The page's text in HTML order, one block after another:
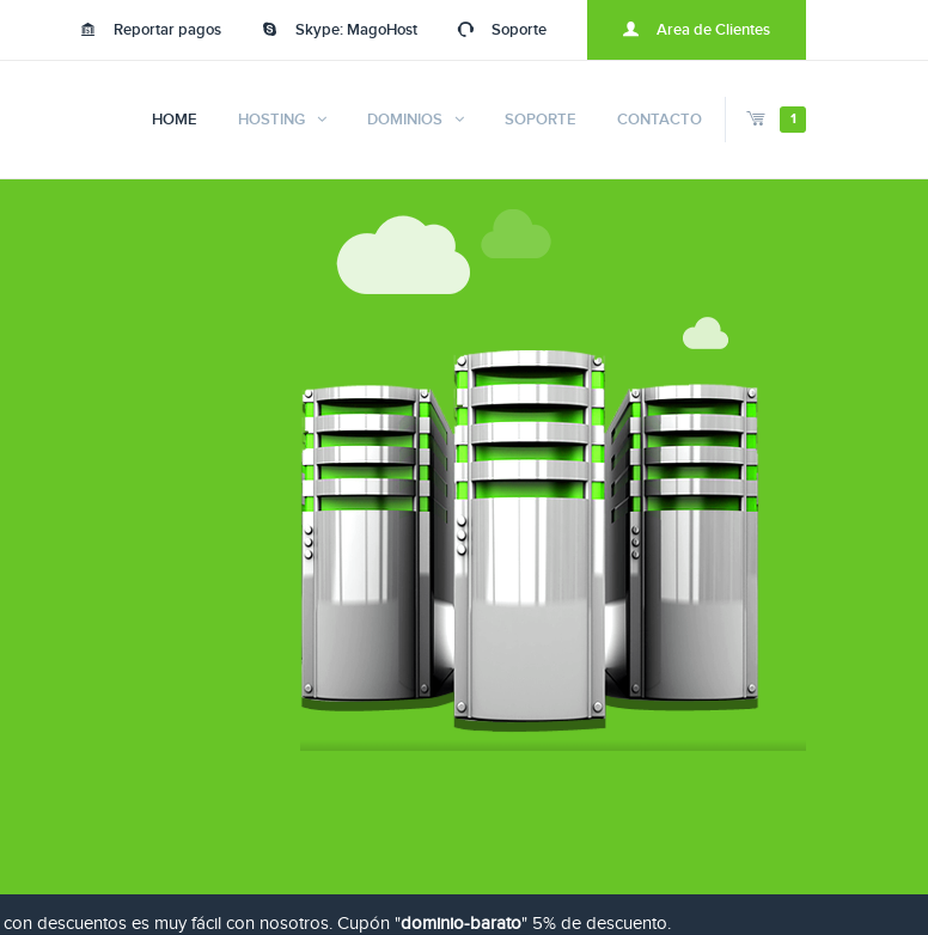
Reportar pagos Skype: MagoHost Soporte Area de Clientes
HOME HOSTING DOMINIOS SOPORTE CONTACTO 1
con descuentos es muy fácil con nosotros. Cupón "dominio-barato" 5% de descuento.